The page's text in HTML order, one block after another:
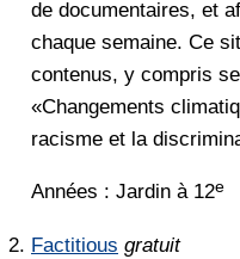
de documentaires, et
chaque semaine. Ce
contenus, y compris
«Changements
racisme et la
Années : Jardin à 12e
Factitious gratuit